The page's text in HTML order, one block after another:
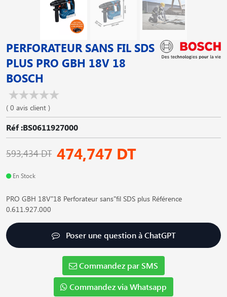
PERFORATEUR SANS FIL SDS
PLUS PRO GBH 18V 18
BOSCH
( 0 avis client )
Réf :BS0611927000
593,434 DT 474,747 DT
En Stock
PRO GBH 18V"18 Perforateur sans"fil SDS plus Référence
0.611.927.000
Poser une question à ChatGPT
Commandez par SMS
Commandez via Whatsapp